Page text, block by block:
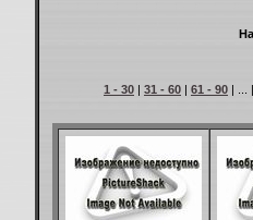
1 - 30 | 31 - 60 | 61 - 90 | ... |